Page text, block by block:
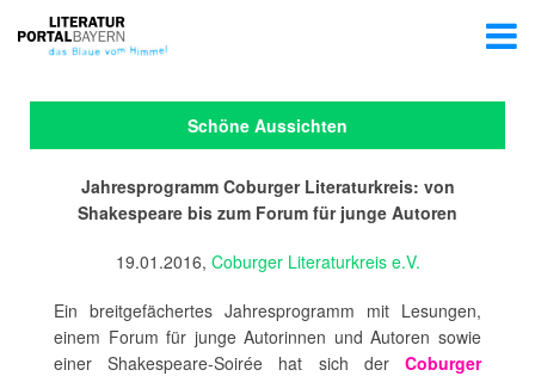
Schöne Aussichten
Jahresprogramm Coburger Literaturkreis: von
Shakespeare bis zum Forum für junge Autoren
19.01.2016, Coburger Literaturkreis e.V.
Ein breitgefächertes Jahresprogramm mit Lesungen,
einem Forum für junge Autorinnen und Autoren sowie
einer Shakespeare-Soirée hat sich der Coburger